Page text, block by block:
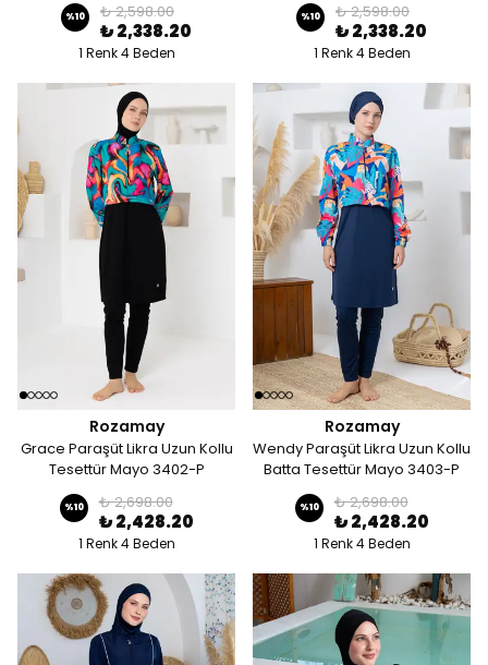
%10 ₺ 2,598.00
₺ 2,338.20
1 Renk 4 Beden
%10 ₺ 2,598.00
₺ 2,338.20
1 Renk 4 Beden
Rozamay
Grace Paraşüt Likra Uzun Kollu
Tesettür Mayo 3402-P
%10 ₺ 2,698.00
₺ 2,428.20
1 Renk 4 Beden
Rozamay
Wendy Paraşüt Likra Uzun Kollu
Batta Tesettür Mayo 3403-P
%10 ₺ 2,698.00
₺ 2,428.20
1 Renk 4 Beden